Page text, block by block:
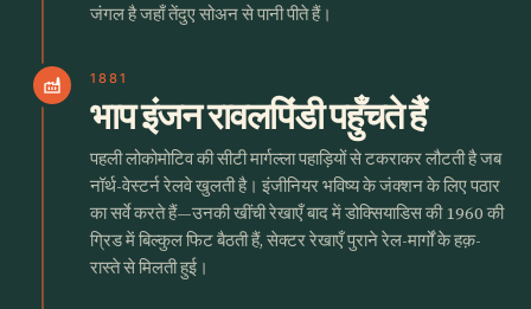
जंगल है जहाँ तेंदुए सोअन से पानी पीते हैं।
factory 1881
भाप इंजन रावलपिंडी पहुँचते हैं
पहली लोकोमोटिव की सीटी मार्गल्ला पहाड़ियों से टकराकर लौटती है जब
नॉर्थ-वेस्टर्न रेलवे खुलती है। इंजीनियर भविष्य के जंक्शन के लिए पठार
का सर्वे करते हैं—उनकी खींची रेखाएँ बाद में डोक्सियाडिस की 1960 की
ग्रिड में बिल्कुल फिट बैठती हैं, सेक्टर रेखाएँ पुराने रेल-मार्गों के हक़-
रास्ते से मिलती हुई।